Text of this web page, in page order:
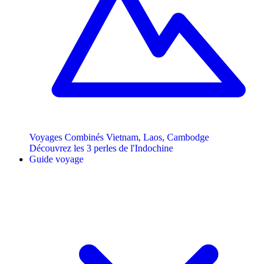
Voyages Combinés Vietnam, Laos, Cambodge
Découvrez les 3 perles de l'Indochine
Guide voyage